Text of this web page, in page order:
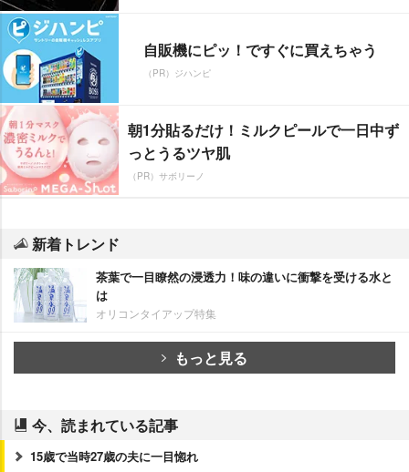
自販機にピッ！ですぐに買えちゃう
（PR）ジハンピ
朝1分貼るだけ！ミルクピールで一日中ず
っとうるツヤ肌
（PR）サボリーノ
新着トレンド
茶葉で一目瞭然の浸透力！味の違いに衝撃を受ける水と
は
オリコンタイアップ特集
もっと見る
今、読まれている記事
15歳で当時27歳の夫に一目惚れ